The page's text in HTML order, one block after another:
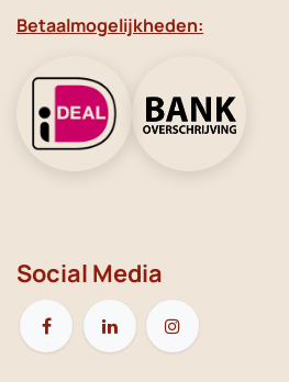
Betaalmogelijkheden:
Social Media